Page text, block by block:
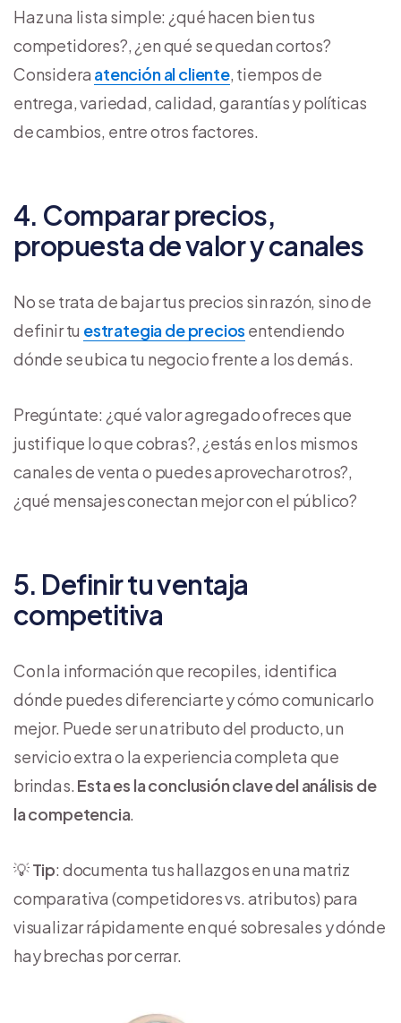
Haz una lista simple: ¿qué hacen bien tus
competidores?, ¿en qué se quedan cortos?
Considera atención al cliente, tiempos de
entrega, variedad, calidad, garantías y políticas
de cambios, entre otros factores.
4. Comparar precios,
propuesta de valor y canales
No se trata de bajar tus precios sin razón, sino de
definir tu estrategia de precios entendiendo
dónde se ubica tu negocio frente a los demás.
Pregúntate: ¿qué valor agregado ofreces que
justifique lo que cobras?, ¿estás en los mismos
canales de venta o puedes aprovechar otros?,
¿qué mensajes conectan mejor con el público?
5. Definir tu ventaja
competitiva
Con la información que recopiles, identifica
dónde puedes diferenciarte y cómo comunicarlo
mejor. Puede ser un atributo del producto, un
servicio extra o la experiencia completa que
brindas. Esta es la conclusión clave del análisis de
la competencia.
💡Tip: documenta tus hallazgos en una matriz
comparativa (competidores vs. atributos) para
visualizar rápidamente en qué sobresales y dónde
hay brechas por cerrar.